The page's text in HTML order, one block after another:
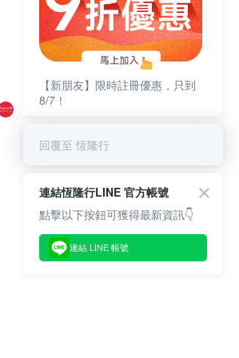
【新朋友】限時註冊優惠，只到
8/7！
回覆至 恆隆行
連結恆隆行LINE 官方帳號
點擊以下按鈕可獲得最新資訊👇
連結 LINE 帳號